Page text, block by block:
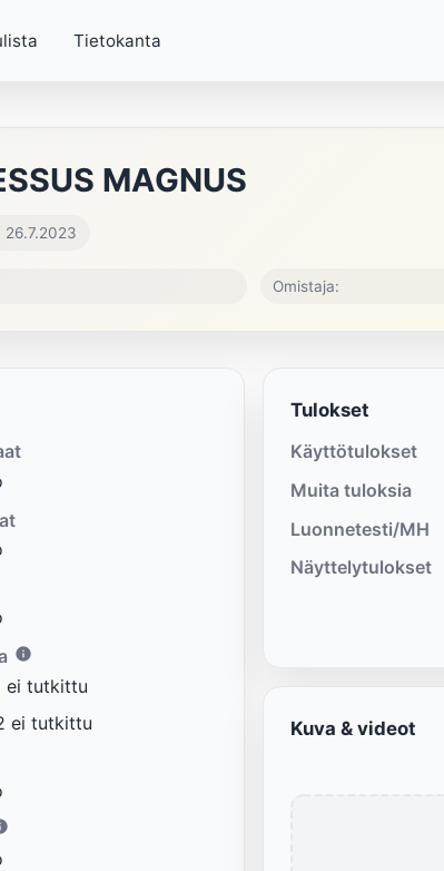
Tietokanta
MAGNUS
26.7.2023
Omistaja:
ei tutkittu
ei tutkittu
Tulokset
Käyttötulokset
Muita tuloksia
Luonnetesti/MH
Näyttelytulokset
Kuva & videot